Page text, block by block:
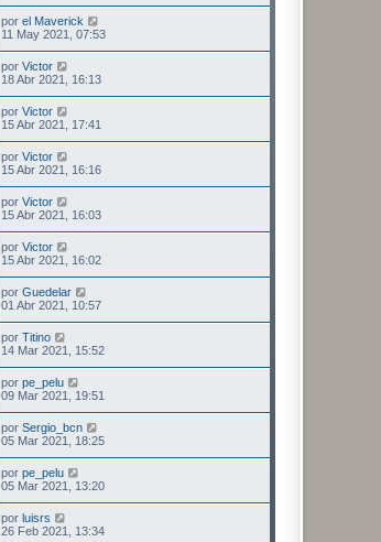
por el Maverick
11 May 2021, 07:53
por Victor
18 Abr 2021, 16:13
por Victor
15 Abr 2021, 17:41
por Victor
15 Abr 2021, 16:16
por Victor
15 Abr 2021, 16:03
por Victor
15 Abr 2021, 16:02
por Guedelar
01 Abr 2021, 10:57
por Titino
14 Mar 2021, 15:52
por pe_pelu
09 Mar 2021, 19:51
por Sergio_bcn
05 Mar 2021, 18:25
por pe_pelu
05 Mar 2021, 13:20
por luisrs
26 Feb 2021, 13:34